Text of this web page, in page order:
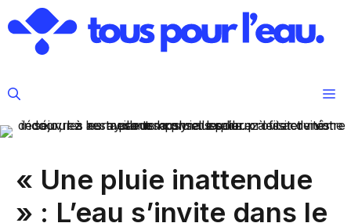
au
contenu
« Une pluie inattendue
» : L’eau s’invite dans le